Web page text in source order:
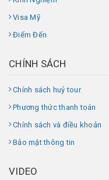
Visa Mỹ
Điểm Đến
CHÍNH SÁCH
Chính sách huỷ tour
Phương thức thanh toán
Chính sách và điều khoản
Bảo mật thông tin
VIDEO